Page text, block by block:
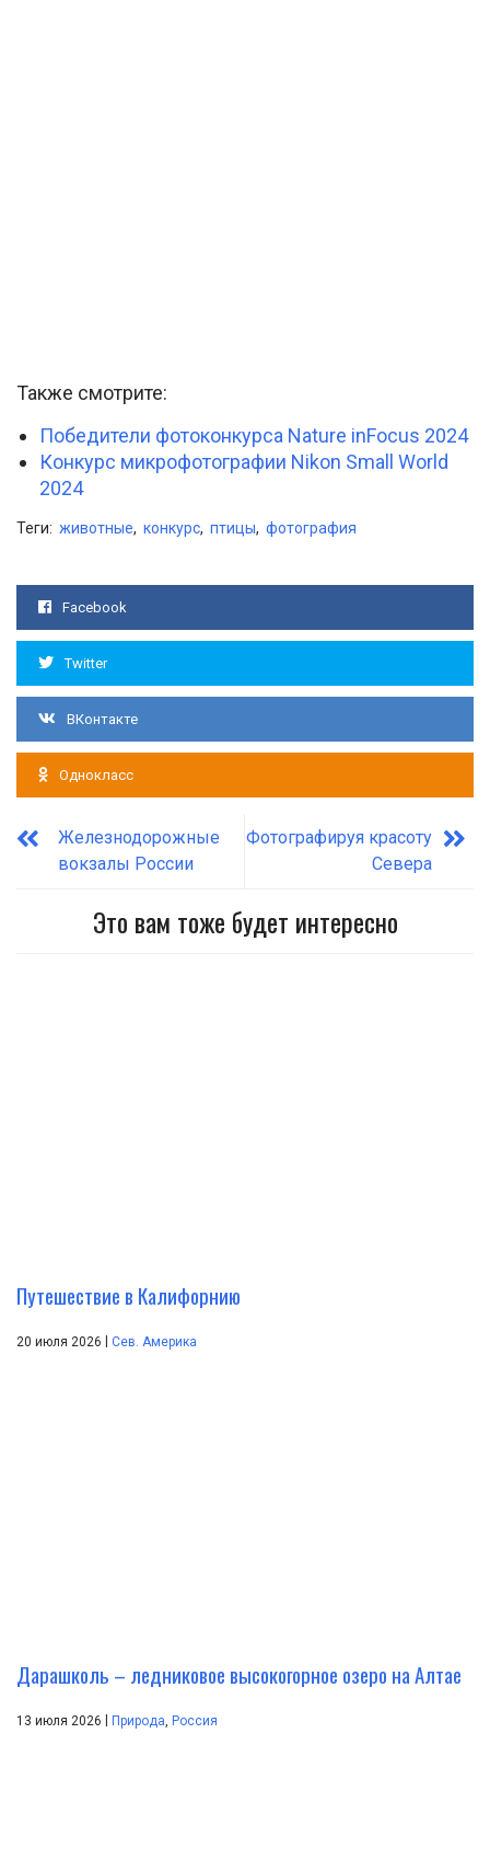
Также смотрите:
Победители фотоконкурса Nature inFocus 2024
Конкурс микрофотографии Nikon Small World
2024
Теги: животные, конкурс, птицы, фотография
Facebook
Twitter
ВКонтакте
Однокласс
Железнодорожные
вокзалы России
Фотографируя красоту
Севера
Это вам тоже будет интересно
Путешествие в Калифорнию
20 июля 2026 Сев. Америка
Дарашколь – ледниковое высокогорное озеро на Алтае
13 июля 2026 Природа, Россия